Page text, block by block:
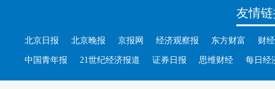
友情
北京日报 北京晚报 京报网 经济观察报 东方财富 财
中国青年报 21世纪经济报道 证券日报 思维财经 每日经